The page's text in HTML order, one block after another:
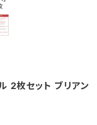
2枚セット ブリアン